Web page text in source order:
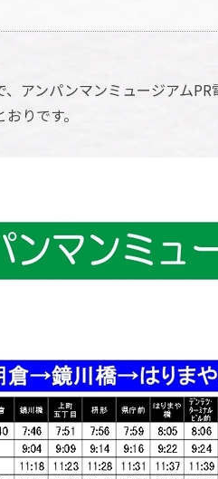
アンパンマンミュージアムPR
りです。